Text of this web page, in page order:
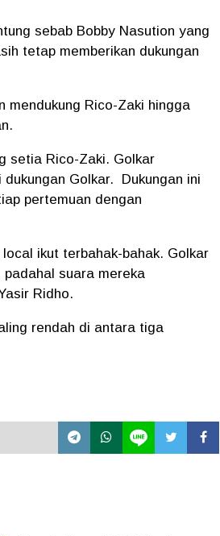
sebab Bobby Nasution yang
tetap memberikan dukungan
mendukung Rico-Zaki hingga
setia Rico-Zaki. Golkar
Golkar.
Dukungan ini
pertemuan dengan
ikut terbahak-bahak. Golkar
padahal suara mereka
Ridho.
rendah di antara tiga